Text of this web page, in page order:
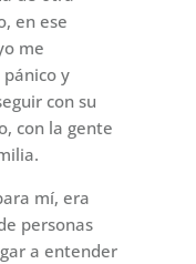
en ese
me
y
con su
con la gente
mí, era
personas
a entender